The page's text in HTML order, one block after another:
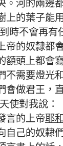
上的葉子能用
到時不會再有
帝的奴隸都
額頭上都會
不需要燈光
會做君王 ，
天使對我說 ：
言的上帝耶
自己的奴隸